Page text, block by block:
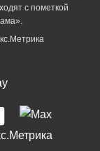
с пометкой